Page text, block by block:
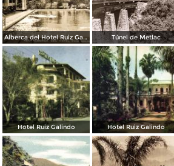
Alberca del Hotel Ruiz Galindo Túnel de Metlac
Hotel Ruiz Galindo Hotel Ruiz Galindo